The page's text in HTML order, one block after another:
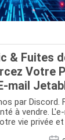
& Fuites
Votre
mail
par Discord.
à vendre.
vie privée